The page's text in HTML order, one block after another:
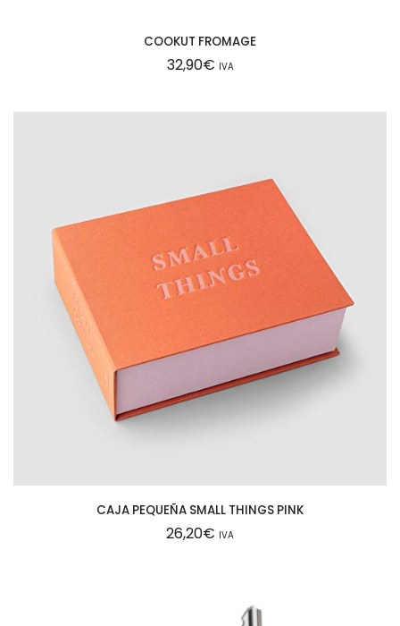
COOKUT FROMAGE
32,90€ IVA
CAJA PEQUEÑA SMALL THINGS PINK
26,20€ IVA